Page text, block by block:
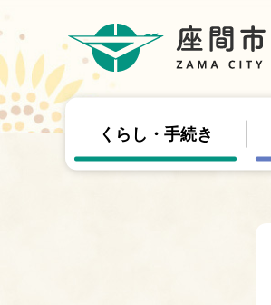
くらし・手続き